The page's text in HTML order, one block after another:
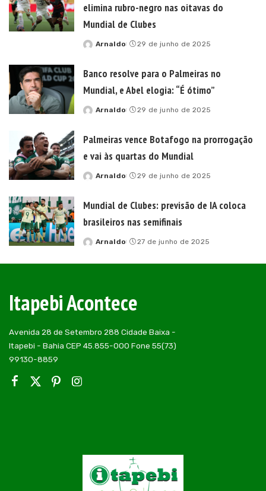
elimina rubro-negro nas oitavas do
Mundial de Clubes
Posted
Arnaldo 29 de junho de 2025
Banco resolve para o Palmeiras no
Mundial, e Abel elogia: “É ótimo”
Posted
Arnaldo 29 de junho de 2025
Palmeiras vence Botafogo na prorrogação
e vai às quartas do Mundial
Posted
Arnaldo 29 de junho de 2025
Mundial de Clubes: previsão de IA coloca
brasileiros nas semifinais
Posted
Arnaldo 27 de junho de 2025
Itapebi Acontece
Avenida 28 de Setembro 288 Cidade Baixa -
Itapebi - Bahia CEP 45.855-000 Fone 55(73)
99130-8859